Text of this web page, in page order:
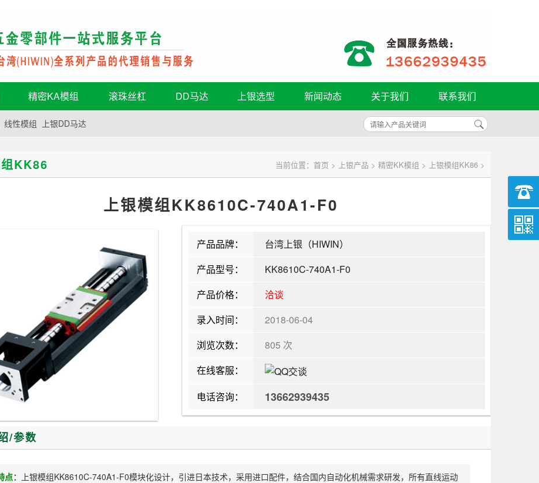
精密KA模组 滚珠丝杠 DD马达 上银选型 新闻动态 关于我们 联系我们
线性模组 上银DD马达
KK86 当前位置： 首页 > 上银产品 > 精密KK模组 > 上银模组KK86 >
上银模组KK8610C-740A1-F0
产品品牌：
台湾上银（HIWIN）
产品型号：
KK8610C-740A1-F0
产品价格：
洽谈
录入时间：
2018-06-04
浏览次数：
805 次
在线客服：
电话咨询：
13662939435
/参数
：
上银模组KK8610C-740A1-F0模块化设计，引进日本技术，采用进口配件，结合国内自动化机械需求研发，所有直线运动